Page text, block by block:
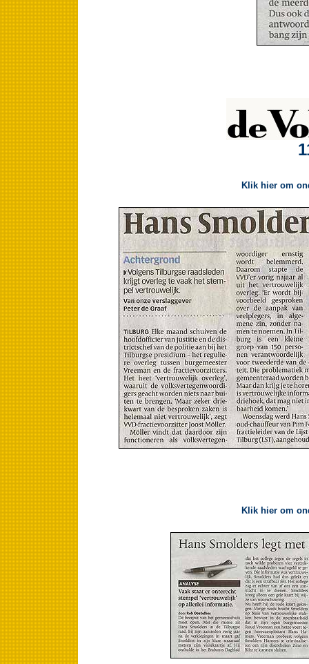
Klik hier om
Klik hier om